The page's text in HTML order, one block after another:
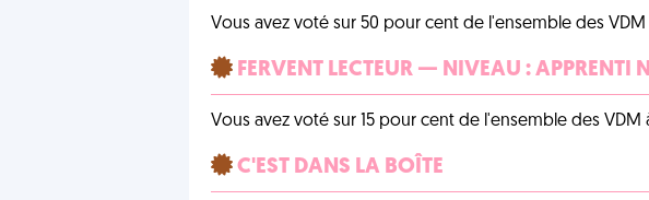
Vous avez voté sur 50 pour cent de l'ensemble des VDM
FERVENT LECTEUR — NIVEAU : APPRENTI
Vous avez voté sur 15 pour cent de l'ensemble des VDM
C'EST DANS LA BOÎTE